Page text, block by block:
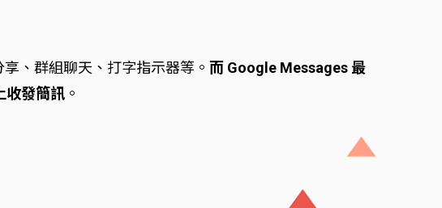
、群組聊天、打字指示器等。 而 Google Messages 最
收發簡訊 。